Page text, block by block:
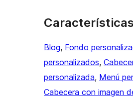
Características
Blog, Fondo
personalizados,
personalizada, Menú
Cabecera con imagen